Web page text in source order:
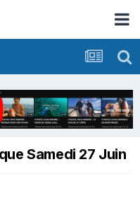
Samedi 27 Juin